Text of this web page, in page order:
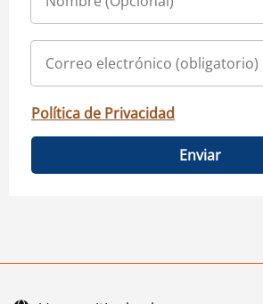
Política de Privacidad
Enviar